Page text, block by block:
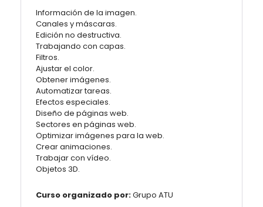
Información de la imagen.
Canales y máscaras.
Edición no destructiva.
Trabajando con capas.
Filtros.
Ajustar el color.
Obtener imágenes.
Automatizar tareas.
Efectos especiales.
Diseño de páginas web.
Sectores en páginas web.
Optimizar imágenes para la web.
Crear animaciones.
Trabajar con vídeo.
Objetos 3D.
Curso organizado por:Grupo ATU